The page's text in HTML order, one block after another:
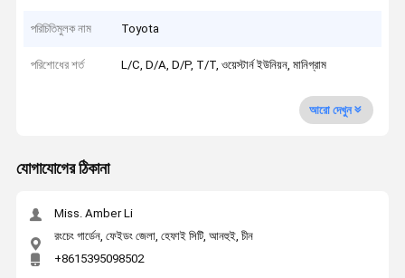
পরিচিতিমুলক নাম Toyota
পরিশোধের শর্ত L/C, D/A, D/P, T/T, ওয়েস্টার্ন ইউনিয়ন, মানিগ্রাম
আরো দেখুন
যোগাযোগের ঠিকানা
Miss. Amber Li
রংচেং গার্ডেন, ফেইডং জেলা, হেফাই সিটি, আনহুই, চীন
+8615395098502